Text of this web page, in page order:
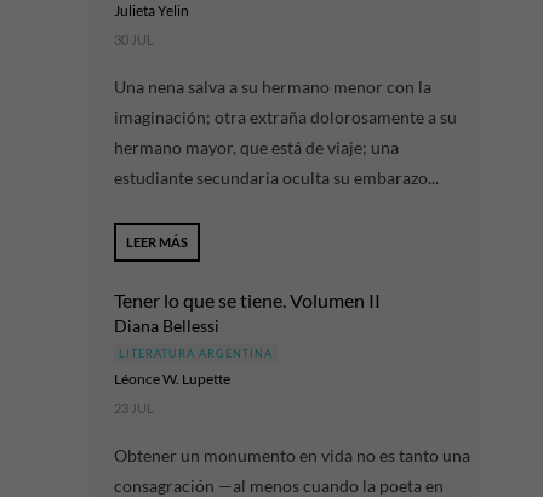
Julieta Yelin
30 JUL
Una nena salva a su hermano menor con la
imaginación; otra extraña dolorosamente a su
hermano mayor, que está de viaje; una
estudiante secundaria oculta su embarazo...
LEER MÁS
Tener lo que se tiene. Volumen II
Diana Bellessi
LITERATURA ARGENTINA
Léonce W. Lupette
23 JUL
Obtener un monumento en vida no es tanto una
consagración —al menos cuando la poeta en